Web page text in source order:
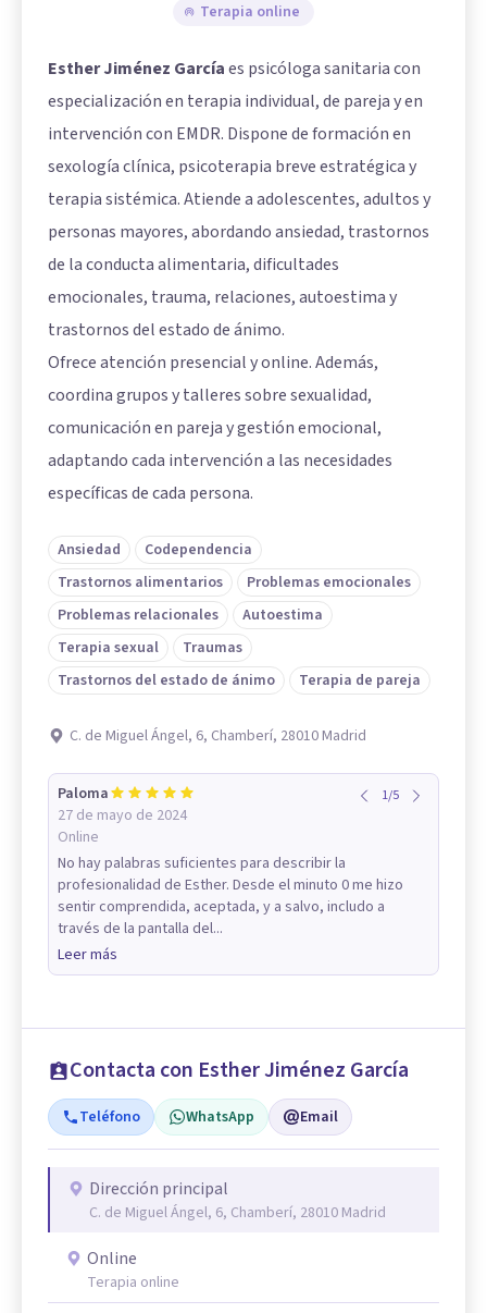
Terapia online
Esther Jiménez Garcíaes psicóloga sanitaria con
especialización en terapia individual, de pareja y en
intervención con EMDR. Dispone de formación en
sexología clínica, psicoterapia breve estratégica y
terapia sistémica. Atiende a adolescentes, adultos y
personas mayores, abordando ansiedad, trastornos
de la conducta alimentaria, dificultades
emocionales, trauma, relaciones, autoestima y
trastornos del estado de ánimo.
Ofrece atención presencial y online. Además,
coordina grupos y talleres sobre sexualidad,
comunicación en pareja y gestión emocional,
adaptando cada intervención a las necesidades
específicas de cada persona.
Ansiedad
Codependencia
Trastornos alimentarios
Problemas emocionales
Problemas relacionales
Autoestima
Terapia sexual
Traumas
Trastornos del estado de ánimo
Terapia de pareja
C. de Miguel Ángel, 6, Chamberí, 28010 Madrid
Paloma
27 de mayo de 2024
Online
1/5
No hay palabras suficientes para describir la
profesionalidad de Esther. Desde el minuto 0 me hizo
sentir comprendida, aceptada, y a salvo, includo a
través de la pantalla del...
Leer más
Contacta con Esther Jiménez García
Teléfono WhatsApp Email
Dirección principal
C. de Miguel Ángel, 6, Chamberí, 28010 Madrid
Online
Terapia online